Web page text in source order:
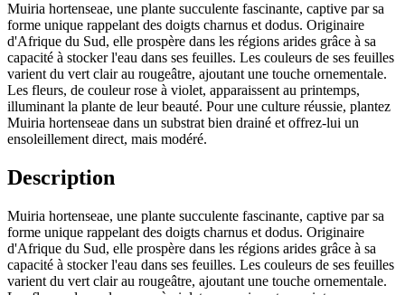
Muiria hortenseae, une plante succulente fascinante, captive par sa
forme unique rappelant des doigts charnus et dodus. Originaire
d'Afrique du Sud, elle prospère dans les régions arides grâce à sa
capacité à stocker l'eau dans ses feuilles. Les couleurs de ses feuilles
varient du vert clair au rougeâtre, ajoutant une touche ornementale.
Les fleurs, de couleur rose à violet, apparaissent au printemps,
illuminant la plante de leur beauté. Pour une culture réussie, plantez
Muiria hortenseae dans un substrat bien drainé et offrez-lui un
ensoleillement direct, mais modéré.
Description
Muiria hortenseae, une plante succulente fascinante, captive par sa
forme unique rappelant des doigts charnus et dodus. Originaire
d'Afrique du Sud, elle prospère dans les régions arides grâce à sa
capacité à stocker l'eau dans ses feuilles. Les couleurs de ses feuilles
varient du vert clair au rougeâtre, ajoutant une touche ornementale.